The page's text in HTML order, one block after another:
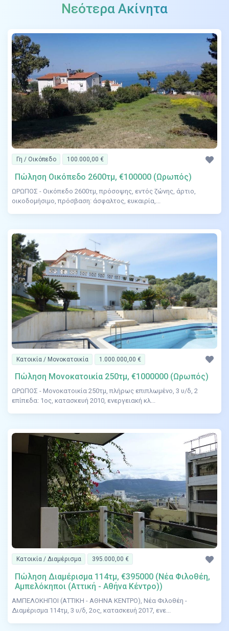
Νεότερα Ακίνητα
Γη / Οικόπεδο 100.000,00 €
Πώληση Οικόπεδο 2600τμ, €100000 (Ωρωπός)
ΩΡΩΠΟΣ - Οικόπεδο 2600τμ, πρόσοψης, εντός ζώνης, άρτιο,
οικοδομήσιμο, πρόσβαση: άσφαλτος, ευκαιρία,...
Κατοικία / Μονοκατοικία 1.000.000,00 €
Πώληση Μονοκατοικία 250τμ, €1000000 (Ωρωπός)
ΩΡΩΠΟΣ - Μονοκατοικία 250τμ, πλήρως επιπλωμένο, 3 υ/δ, 2
επίπεδα: 1ος, κατασκευή 2010, ενεργειακή κλ...
Κατοικία / Διαμέρισμα 395.000,00 €
Πώληση Διαμέρισμα 114τμ, €395000 (Νέα Φιλοθέη,
Αμπελόκηποι (Αττική - Αθήνα Κέντρο))
ΑΜΠΕΛΟΚΗΠΟΙ (ΑΤΤΙΚΗ - ΑΘΗΝΑ ΚΕΝΤΡΟ), Νέα Φιλοθέη -
Διαμέρισμα 114τμ, 3 υ/δ, 2ος, κατασκευή 2017, ενε...